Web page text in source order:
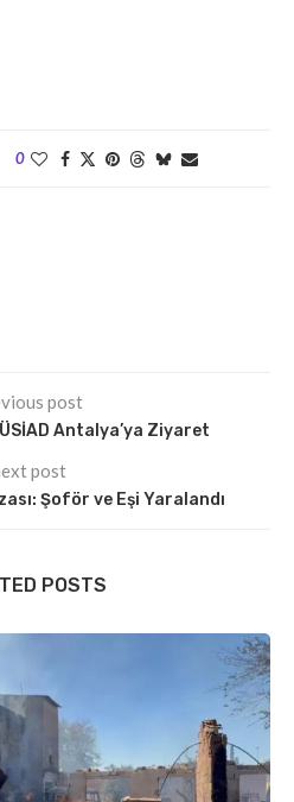
0
post
Antalya’ya Ziyaret
post
Şoför ve Eşi Yaralandı
POSTS